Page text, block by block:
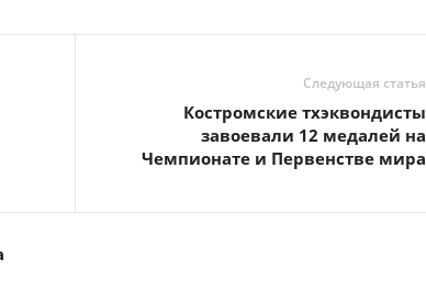
Следующая статья
Костромские тхэквондисты
завоевали 12 медалей на
Чемпионате и Первенстве мира